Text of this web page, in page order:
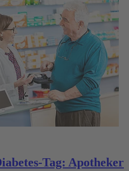
Tag: Apotheker